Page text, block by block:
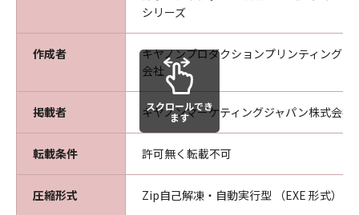
乙は、自ら又は第三者を使って、本ソフトウエ
ア製品の全部又は一部の改変 、リバースエンジ
ニアリング、逆アセンブル、デコンパイル、翻
訳、翻案などを行うことは出来ません。
乙は本ソフトウエア製品に表示されているか又
はその動作時に表示される著作権表示、商標登
録等を除去したり、視認困難にすることは出来
ません。
乙は、本ソフトウエア製品に含まれるマニュア
ルを、甲の事前承認なく紙媒体、電子媒体の区
別なくコピーする事はできません。
シリーズ
作成者
キヤノンプロダクションプリンティングシ
会社
掲載者 キヤノンマーケティングジャパン株式会社
転載条件 許可無く転載不可
圧縮形式 Zip自己解凍・自動実行型 （EXE 形式）
スクロールでき
ます